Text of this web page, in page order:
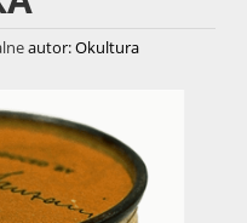
autor:Okultura